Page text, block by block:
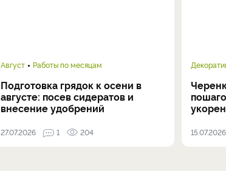
Август Работы по месяцам
Подготовка грядок к осени в
августе: посев сидератов и
внесение удобрений
27.07.2026 1 204 15.07.2026